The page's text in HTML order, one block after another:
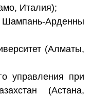
Италия);
Арденны
(Алматы,
управления при
(Астана,